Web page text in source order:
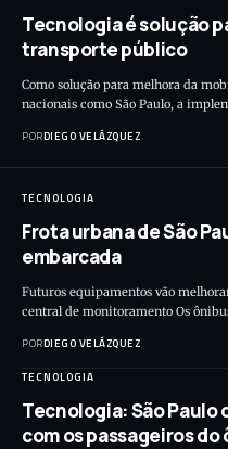
Tecnologia é solução
transporte público
Como solução para melhora da
nacionais como São Paulo, a
PORDIEGO VELÁZQUEZ
TECNOLOGIA
Frota urbana de São
embarcada
Futuros equipamentos vão
central de monitoramento Os
PORDIEGO VELÁZQUEZ
TECNOLOGIA
Tecnologia: São Paulo
com os passageiros do